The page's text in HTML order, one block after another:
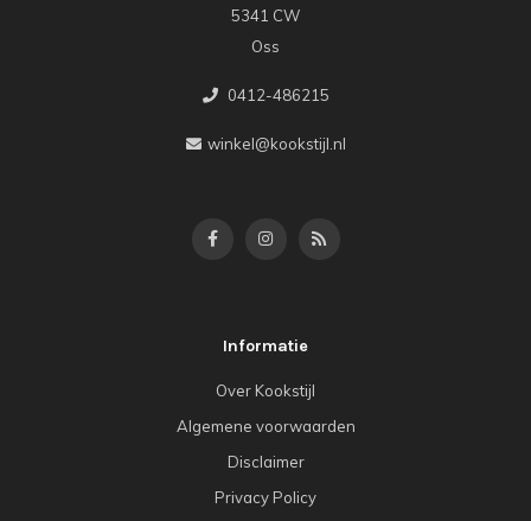
5341 CW
Oss
0412-486215
winkel@kookstijl.nl
Informatie
Over Kookstijl
Algemene voorwaarden
Disclaimer
Privacy Policy